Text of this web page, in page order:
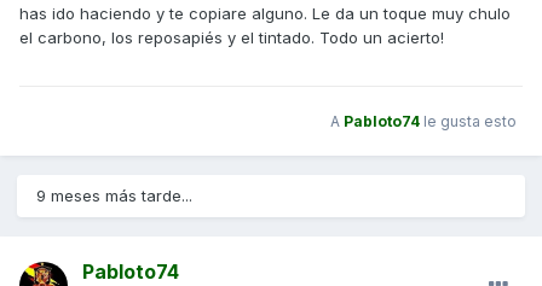
has ido haciendo y te copiare alguno. Le da un toque muy chulo
el carbono, los reposapiés y el tintado. Todo un acierto!
A Pabloto74 le gusta esto
9 meses más tarde...
Pabloto74